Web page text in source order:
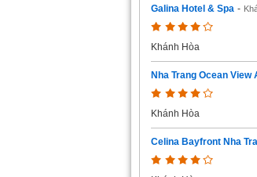
Galina Hotel & Spa -
Khánh Hòa
Nha Trang Ocean View
Khánh Hòa
Celina Bayfront Nha